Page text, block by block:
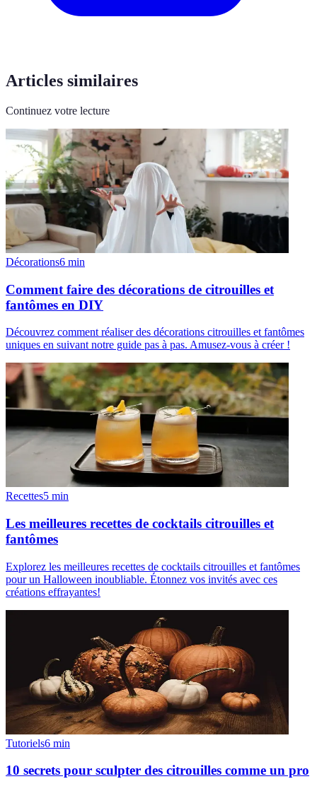
Articles similaires
Continuez votre lecture
Décorations6 min
Comment faire des décorations de citrouilles et
fantômes en DIY
Découvrez comment réaliser des décorations citrouilles et fantômes
uniques en suivant notre guide pas à pas. Amusez-vous à créer !
Recettes5 min
Les meilleures recettes de cocktails citrouilles et
fantômes
Explorez les meilleures recettes de cocktails citrouilles et fantômes
pour un Halloween inoubliable. Étonnez vos invités avec ces
créations effrayantes!
Tutoriels6 min
10 secrets pour sculpter des citrouilles comme un pro